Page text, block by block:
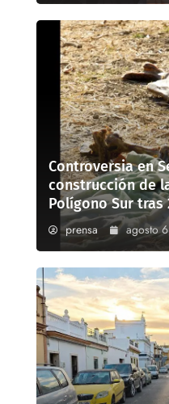
Controversia en
construcción de
Polígono Sur tras
prensa agosto